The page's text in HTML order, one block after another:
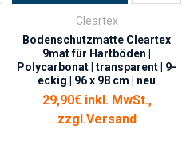
Cleartex
Bodenschutzmatte Cleartex
9mat für Hartböden |
Polycarbonat | transparent | 9-
eckig | 96 x 98 cm | neu
29,90€ inkl. MwSt.,
zzgl.Versand